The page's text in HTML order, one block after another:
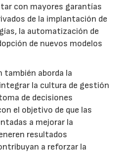
con mayores garantías
de la implantación de
la automatización de
de nuevos modelos
también aborda la
la cultura de gestión
de decisiones
el objetivo de que las
a mejorar la
resultados
a reforzar la